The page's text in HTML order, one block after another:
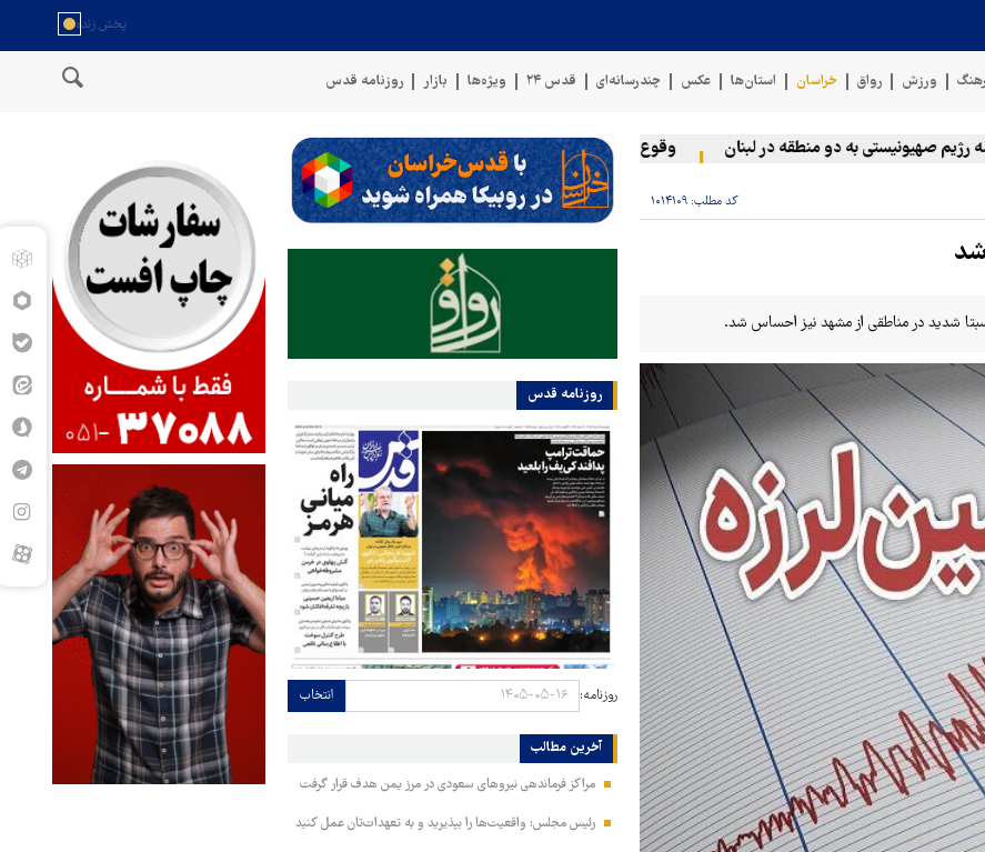
ورزش رواق خراسان استان‌ها عکس چندرسانه‌ای قدس ۲۴ ویژه‌ها بازار روزنامه قدس
صهیونیستی به دو منطقه در لبنان وقوع حادثه دریایی در سواحل عمان سخنگوی نیروهای مسلح یمن: کشتی نفتی عربستان را با موشک
کد مطلب: ۱۰۱۴۱۰۹
روزنامه قدس
روزنامه: انتخاب
آخرین مطالب
مراکز فرماندهی نیروهای سعودی در مرز یمن هدف قرار گرفت
رئیس مجلس: واقعیت‌ها را بپذیرید و به تعهدات‌تان عمل کنید